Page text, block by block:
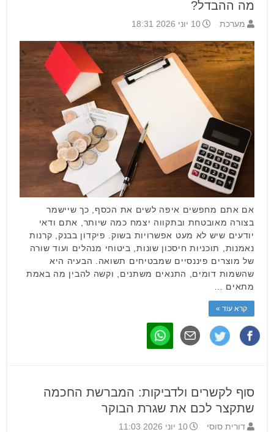
מה ההבדל?
מערכת 10 יוני 2026 18:31
אם אתם מחפשים איפה לשים את הכסף, כך שיישמר
בצורה מאובטחת ובתקווה יצמח כמה שיותר, אתם ודאי
יודעים שיש לא מעט אפשרויות בשוק. פיקדון בבנק, קרנות
נאמנות, תוכניות חיסכון שונות, ביטוחי מנהלים ועוד שורה
של מוצרים פיננסיים שמבטיחים תשואה. הבעיה היא
שהשמות דומים, התנאים משתנים, וקשה להבין מה באמת
מתאים …
קרא עוד »
סוף לקשרים ולדביקות: המברשת החכמה
שתקצר לכם את שגרת הבוקר
דורית סוסי 10 יוני 2026 11:03